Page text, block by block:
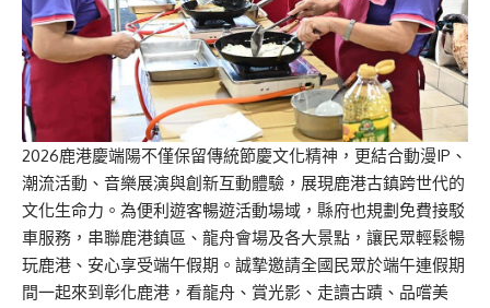
2026鹿港慶端陽不僅保留傳統節慶文化精神，更結合動漫IP、
潮流活動、音樂展演與創新互動體驗，展現鹿港古鎮跨世代的
文化生命力。為便利遊客暢遊活動場域，縣府也規劃免費接駁
車服務，串聯鹿港鎮區、龍舟會場及各大景點，讓民眾輕鬆暢
玩鹿港、安心享受端午假期。誠摯邀請全國民眾於端午連假期
間一起來到彰化鹿港，看龍舟、賞光影、走讀古蹟、品嚐美